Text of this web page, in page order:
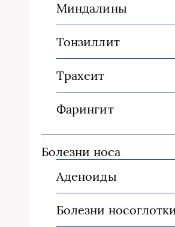
Миндалины
Тонзиллит
Трахеит
Фарингит
Болезни носа
Аденоиды
Болезни